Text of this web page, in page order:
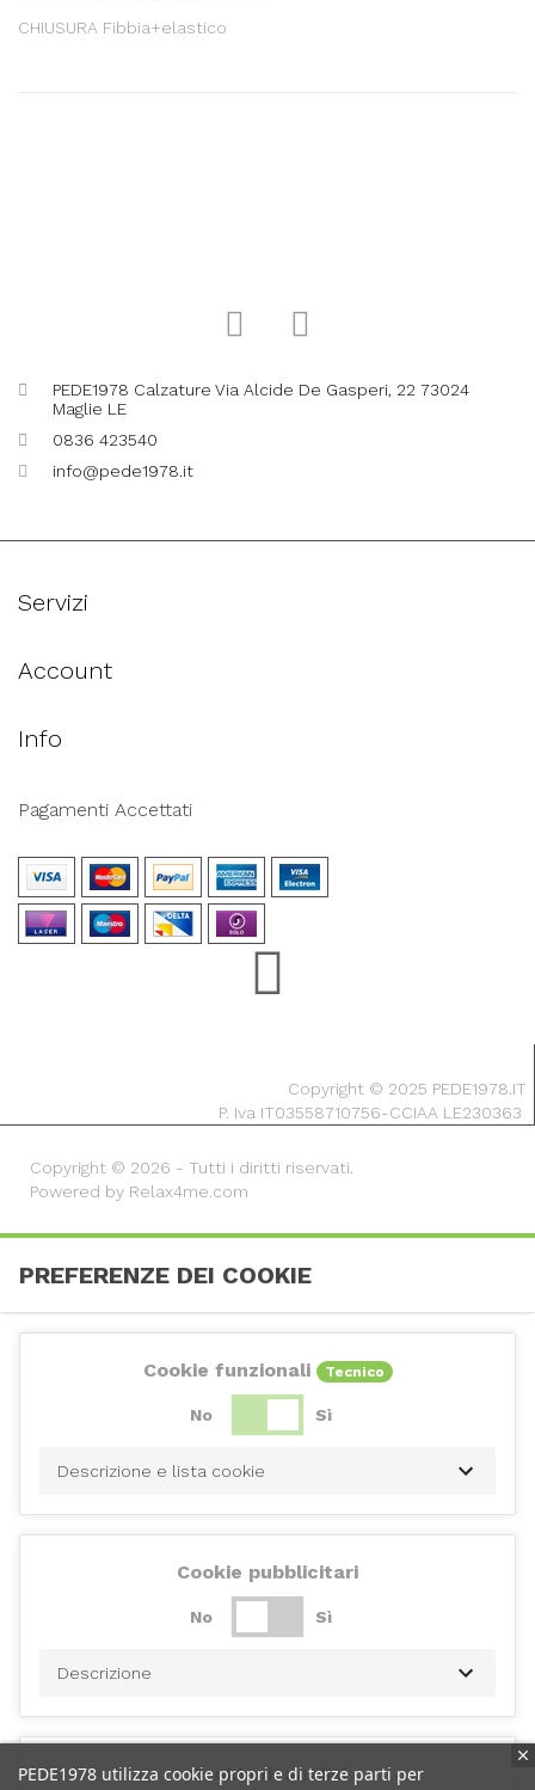
CHIUSURA Fibbia+elastico
PEDE1978 Calzature Via Alcide De Gasperi, 22 73024
Maglie LE
0836 423540
info@pede1978.it
Servizi
Account
Info
Pagamenti Accettati
Copyright © 2025 PEDE1978.IT
P. Iva IT03558710756-CCIAA LE230363
Copyright © 2026 - Tutti i diritti riservati.
Powered by Relax4me.com
PEDE1978 utilizza cookie propri e di terze parti per
PREFERENZE DEI COOKIE
Cookie funzionali Tecnico
No Sì
Descrizione e lista cookie
Cookie pubblicitari
No Sì
Descrizione
Cookie di analisi